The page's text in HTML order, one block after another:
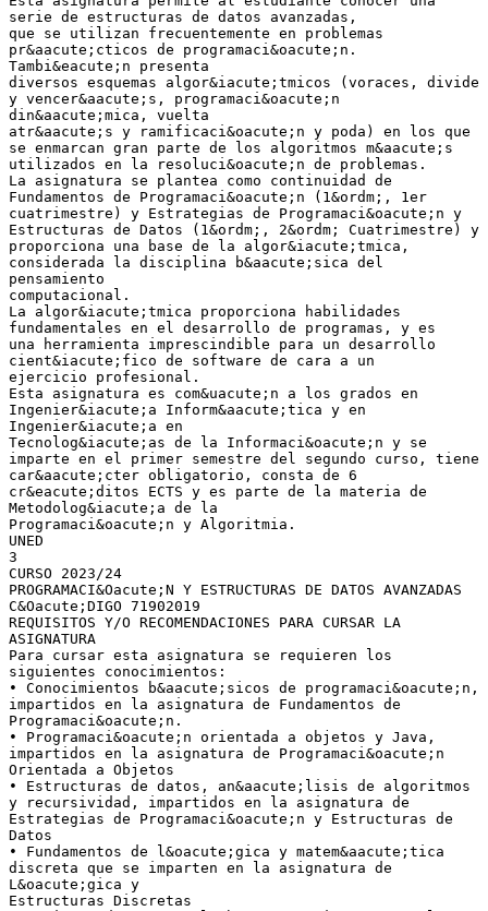
serie de estructuras de datos avanzadas,
que se utilizan frecuentemente en problemas
pr&aacute;cticos de programaci&oacute;n.
Tambi&eacute;n presenta
diversos esquemas algor&iacute;tmicos (voraces, divide
y vencer&aacute;s, programaci&oacute;n
din&aacute;mica, vuelta
atr&aacute;s y ramificaci&oacute;n y poda) en los que
se enmarcan gran parte de los algoritmos m&aacute;s
utilizados en la resoluci&oacute;n de problemas.
La asignatura se plantea como continuidad de
Fundamentos de Programaci&oacute;n (1&ordm;, 1er
cuatrimestre) y Estrategias de Programaci&oacute;n y
Estructuras de Datos (1&ordm;, 2&ordm; Cuatrimestre) y
proporciona una base de la algor&iacute;tmica,
considerada la disciplina b&aacute;sica del
pensamiento
computacional.
La algor&iacute;tmica proporciona habilidades
fundamentales en el desarrollo de programas, y es
una herramienta imprescindible para un desarrollo
cient&iacute;fico de software de cara a un
ejercicio profesional.
Esta asignatura es com&uacute;n a los grados en
Ingenier&iacute;a Inform&aacute;tica y en
Ingenier&iacute;a en
Tecnolog&iacute;as de la Informaci&oacute;n y se
imparte en el primer semestre del segundo curso, tiene
car&aacute;cter obligatorio, consta de 6
cr&eacute;ditos ECTS y es parte de la materia de
Metodolog&iacute;a de la
Programaci&oacute;n y Algoritmia.
UNED
3
CURSO 2023/24
PROGRAMACI&Oacute;N Y ESTRUCTURAS DE DATOS AVANZADAS
C&Oacute;DIGO 71902019
REQUISITOS Y/O RECOMENDACIONES PARA CURSAR LA
ASIGNATURA
Para cursar esta asignatura se requieren los
siguientes conocimientos:
• Conocimientos b&aacute;sicos de programaci&oacute;n,
impartidos en la asignatura de Fundamentos de
Programaci&oacute;n.
• Programaci&oacute;n orientada a objetos y Java,
impartidos en la asignatura de Programaci&oacute;n
Orientada a Objetos
• Estructuras de datos, an&aacute;lisis de algoritmos
y recursividad, impartidos en la asignatura de
Estrategias de Programaci&oacute;n y Estructuras de
Datos
• Fundamentos de l&oacute;gica y matem&aacute;tica
discreta que se imparten en la asignatura de
L&oacute;gica y
Estructuras Discretas